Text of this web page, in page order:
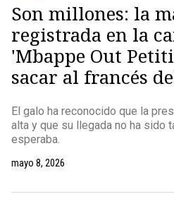
Son millones: la
registrada en la
'Mbappe Out
sacar al francés
El galo ha reconocido que la
alta y que su llegada no ha sido
esperaba.
mayo 8, 2026